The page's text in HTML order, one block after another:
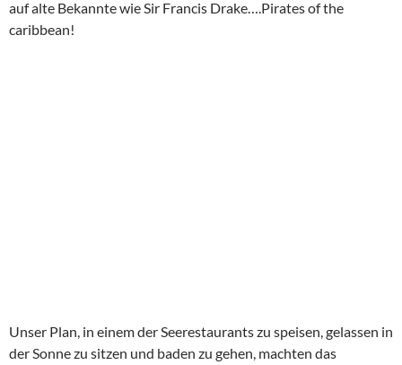
auf alte Bekannte wie Sir Francis Drake….Pirates of the
caribbean!
Unser Plan, in einem der Seerestaurants zu speisen, gelassen in
der Sonne zu sitzen und baden zu gehen, machten das